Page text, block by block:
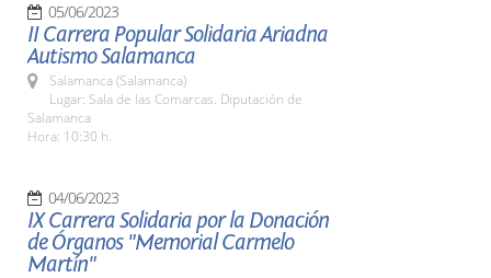
05/06/2023
II Carrera Popular Solidaria Ariadna
Autismo Salamanca
Salamanca (Salamanca)
Lugar: Sala de las Comarcas. Diputación de
Salamanca
Hora: 10:30 h.
04/06/2023
IX Carrera Solidaria por la Donación
de Órganos "Memorial Carmelo
Martín"